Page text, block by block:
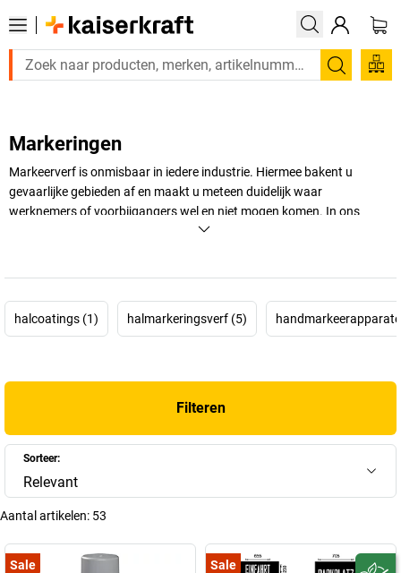
Zoeken
Markeringen
Markeerverf is onmisbaar in iedere industrie. Hiermee bakent u
gevaarlijke gebieden af en maakt u meteen duidelijk waar
werknemers of voorbijgangers wel en niet mogen komen. In ons
assortiment vindt u verschillende markeersprays voor uw bedrijf. Kies
halcoatings (1) halmarkeringsverf (5)
Filteren
Sorteer:
Relevant
Aantal artikelen: 53
Sale Sale